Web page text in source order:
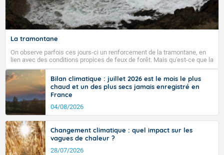
La tramontane
On observe parfois ces jours-ci un renforcement de la tramontane, en
lien avec des conditions propices de feux de forêt. Mais qu'est-ce que la
tramontane ? Quelles sont ses caractéristiques ? La tramontane est un
vent turbulent soufflant de secteur nord-ouest à nord, ou ouest à nord-
ouest, dans un secteur qui part du Roussillon à la vallée de l’Aude et à
l’ouest de l’Hérault. L’étymologie de ce vent vient du latin trasmontanus,
signifiant au-delà des monts, en allusion aux régions montagneuses
d’où provient ce vent.
Bilan climatique : juillet 2026 est le mois le plus
chaud et un des plus secs jamais enregistré en
France
04/08/2026
Changement climatique : quel impact sur les
vagues de chaleur ?
28/07/2026